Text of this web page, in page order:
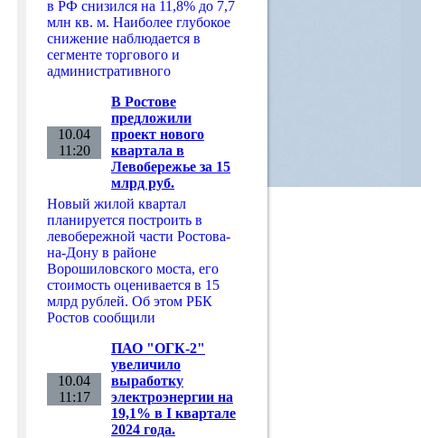
в РФ снизился на 11,8% до 7,7
млн кв. м. Наиболее глубокое
снижение наблюдается в
сегменте торгового и
административного
10.04
11:20
В Ростове
предложили
проект нового
квартала в
Левобережье за 15
млрд руб.
Новый жилой квартал
планируется построить в
левобережной части Ростова-
на-Дону в районе
Ворошиловского моста, его
стоимость оценивается в 15
млрд рублей. Об этом РБК
Ростов сообщили
10.04
11:17
ПАО "ОГК-2"
увеличило
выработку
электроэнергии на
19,1% в I квартале
2024 года.